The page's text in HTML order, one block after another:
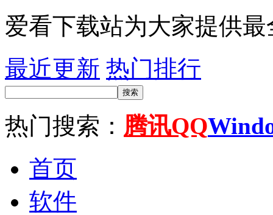
爱看下载站为大家提供
最近更新 热门排行
搜索
热门搜索： 腾讯QQ
首页
软件